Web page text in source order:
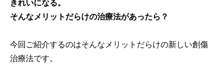
きれいになる。
そんなメリットだらけの治療法があったら？
今回ご紹介するのはそんなメリットだらけの新しい創傷
治療法です。